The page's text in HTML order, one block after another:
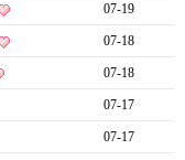
07-19
07-18
07-18
07-17
07-17